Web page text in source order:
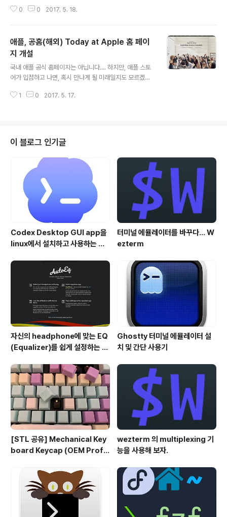
대한 특별 페이지를 개설했습니다. GAAD는 로스엔젤레
글로 시작된 운동 입니다. 포스트의 내용을 요약하면, 정보
의 보고인 인터넷과 그 도구인 앱 브라우져를 사용함에 있
어 장애를 갖고 있는 사람이건 아니건, 누구나 쉽게 정보에
접근하기 위해서는 다양한 접근성이 고려되어야 한다는 것
입니다. 어떤 기술과 방법을 적용해야 보다 많은 사람들이
불편함이 없이 인터넷을 사용할 수 있을..
0 0 2017. 5. 18.
애플, 공홈(해외) Today at Apple 홈 페이
지 개설
국내 애플 공식 홈페이지는 아닙니다.... 하지만, 애플 스토
어가 입점하고 나면, 혹시 만나게 될 미래일지도 모르겠네
한 특별 페이지를 개설했습니다. Today at Apple 홈페
현재는 미국, 중국, 일본 등 21개 국가 내의 애플 스토어들
이 대상 입니다. 각 국가 내의 아티스트들이 강사로 초빙되
어 진행됩니다. 홈 페이지의 하단으로 내려 가면, 아래와 같
이 주(week) 단위로 사용자가 편한 날짜와 관심있어 하는
카테고리를 기준으로 이벤트(세션)를 선택할 수도 있도록
1 0 2017. 5. 17.
이 블로그 인기글
Codex Desktop GUI app을
linux에서 설치하고 사용하는 방
터미널 에뮬레이터를 바꾸다... W
ezterm
자신의 headphone에 맞는 EQ
(Equalizer)를 쉽게 설정하는 방
Ghostty 터미널 에뮬레이터 설
치 및 간단 사용기
[STL 공유] Mechanical Key
board Keycap (OEM Profil
wezterm 의 multiplexing 기
능을 사용해 보자.